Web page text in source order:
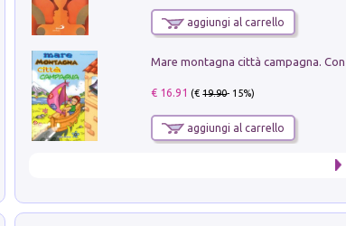
aggiungi al carrello
€ 16.91 (€19.90- 15%)
aggiungi al carrello